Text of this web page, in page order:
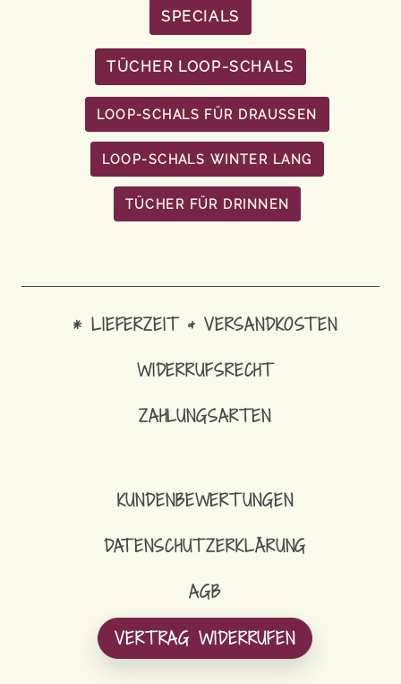
SPECIALS
TÜCHER LOOP-SCHALS
LOOP-SCHALS FÜR DRAUSSEN
LOOP-SCHALS WINTER LANG
TÜCHER FÜR DRINNEN
* LIEFERZEIT & VERSANDKOSTEN
WIDERRUFSRECHT
ZAHLUNGSARTEN
KUNDENBEWERTUNGEN
DATENSCHUTZERKLÄRUNG
AGB
VERTRAG WIDERRUFEN